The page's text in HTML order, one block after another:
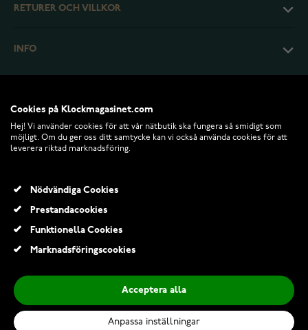
RETURER OCH VILLKOR
INFO
© 2026 Klockmagasinet.com
Cookies på Klockmagasinet.com
Hej! Vi använder cookies för att vår nätbutik ska fungera så smidigt som
möjligt. Om du ger oss ditt samtycke kan vi också använda cookies för att
leverera riktad marknadsföring.
Nödvändiga Cookies
Prestandacookies
Funktionella Cookies
Marknadsföringscookies
Acceptera alla
Anpassa inställningar